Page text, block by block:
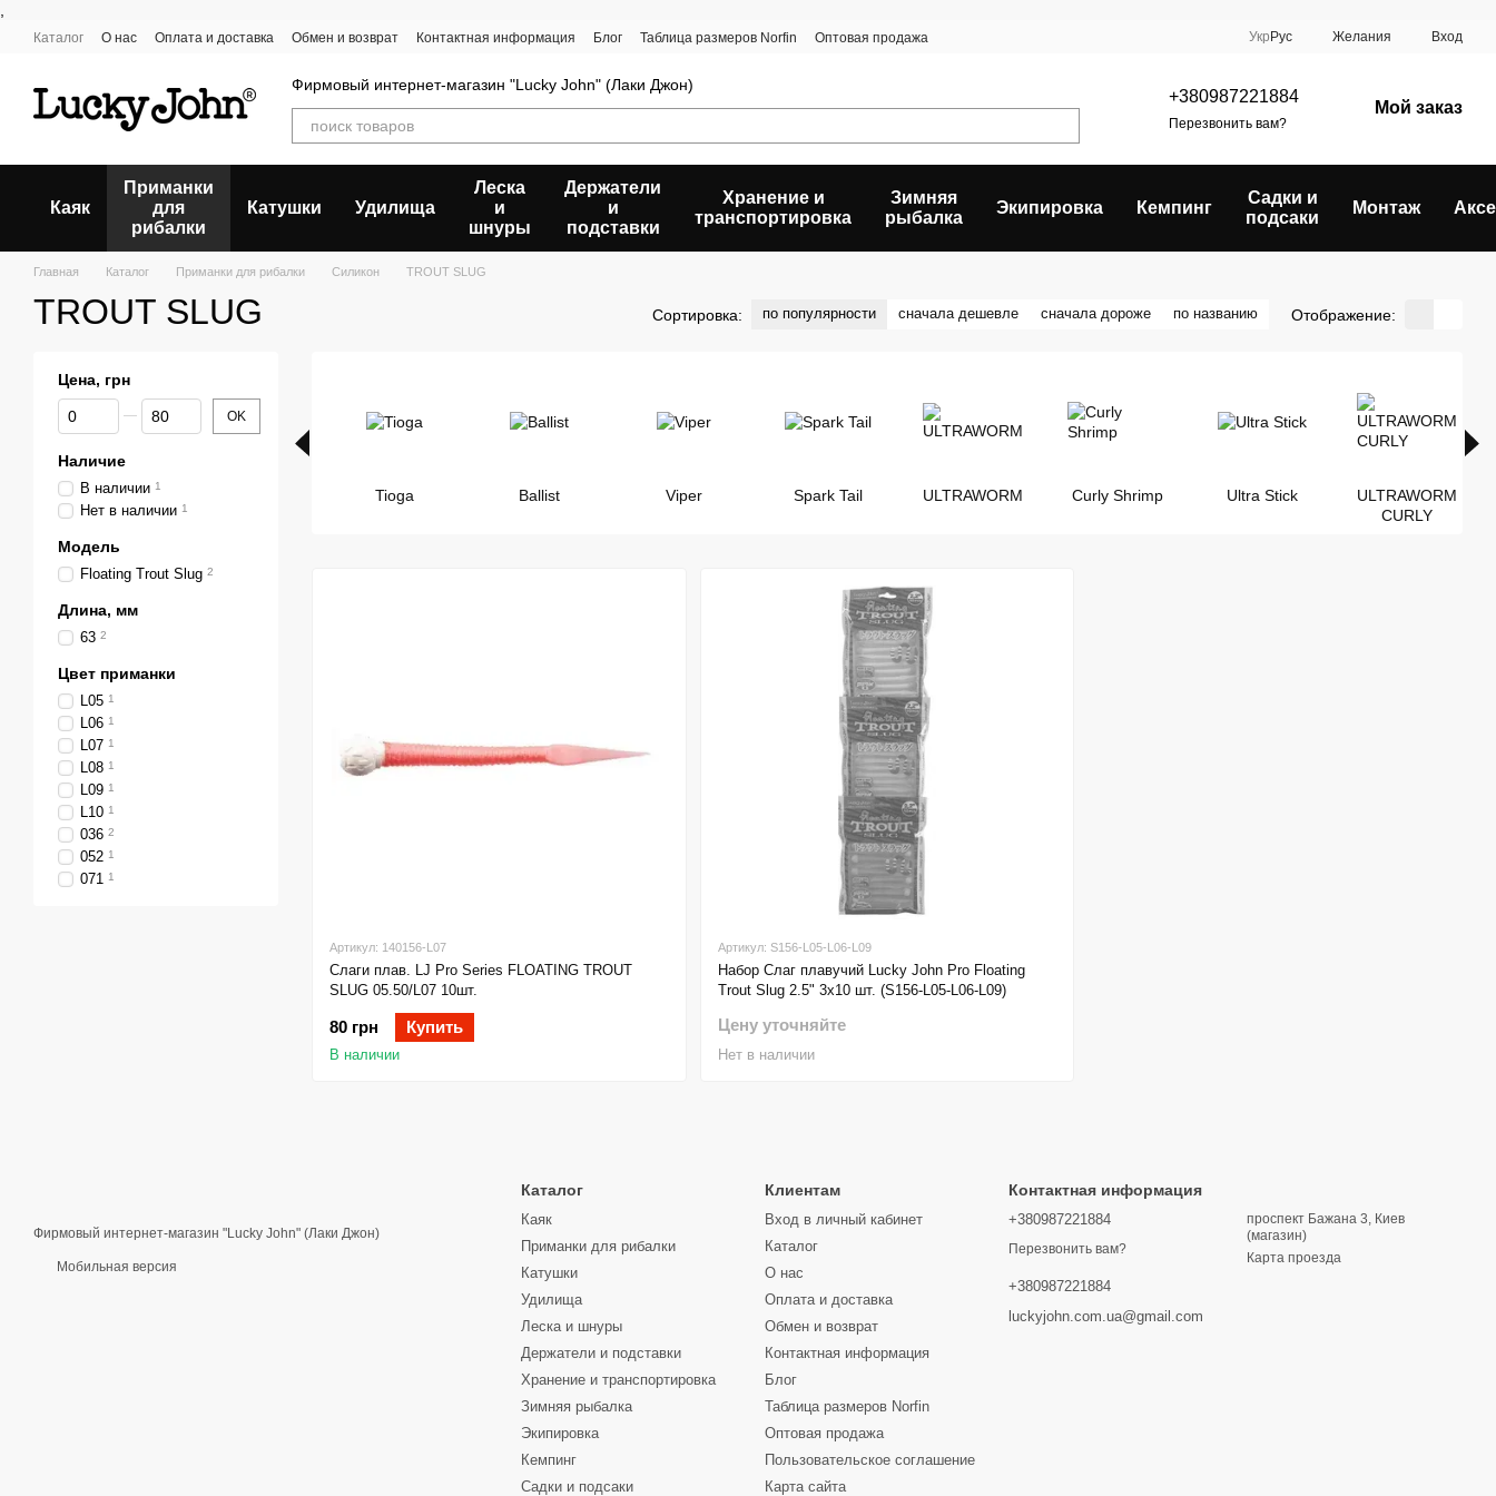
Перейти к основному контенту
Каталог О нас Оплата и доставка Обмен и возврат Контактная информация Блог Таблица размеров Norfin
Оптовая продажа
Укр Рус Желания Вход
Фирмовый интернет-магазин "Lucky John" (Лаки Джон)
+380987221884
Перезвонить вам?
Мой заказ
Каяк
Приманки
для
рибалки
Катушки Удилища
Леска
и
шнуры
Держатели
и
подставки
Хранение и
транспортировка
Зимняя
рыбалка
Экипировка Кемпинг
Садки и
подсаки
Монтаж
Главная Каталог Приманки для рибалки Силикон TROUT SLUG
TROUT SLUG Сортировка: по популярности сначала дешевле сначала дороже по названию Отображение:
Tioga Ballist Viper Spark Tail ULTRAWORM Curly Shrimp Ultra Stick
ULTRAWORM
CURLY
Артикул: 140156-L07
Слаги плав. LJ Pro Series FLOATING TROUT
SLUG 05.50/L07 10шт.
80 грн Купить
В наличии
Артикул: S156-L05-L06-L09
Набор Слаг плавучий Lucky John Pro Floating
Trout Slug 2.5" 3x10 шт. (S156-L05-L06-L09)
Цену уточняйте
Нет в наличии
Цена, грн
От Цена, грн
До Цена, грн OK
Наличие
В наличии 1
Нет в наличии 1
Модель
Floating Trout Slug 2
Длина, мм
63 2
Цвет приманки
L05 1
L06 1
L07 1
L08 1
L09 1
L10 1
036 2
052 1
071 1
Фирмовый интернет-магазин "Lucky John" (Лаки Джон)
Мобильная версия
Каталог
Каяк
Приманки для рибалки
Катушки
Удилища
Леска и шнуры
Держатели и подставки
Хранение и транспортировка
Зимняя рыбалка
Экипировка
Кемпинг
Садки и подсаки
Клиентам
Вход в личный кабинет
Каталог
О нас
Оплата и доставка
Обмен и возврат
Контактная информация
Блог
Таблица размеров Norfin
Оптовая продажа
Пользовательское соглашение
Карта сайта
Контактная информация
+380987221884
Перезвонить вам?
+380987221884
luckyjohn.com.ua@gmail.com
проспект Бажана 3, Киев
(магазин)
Карта проезда